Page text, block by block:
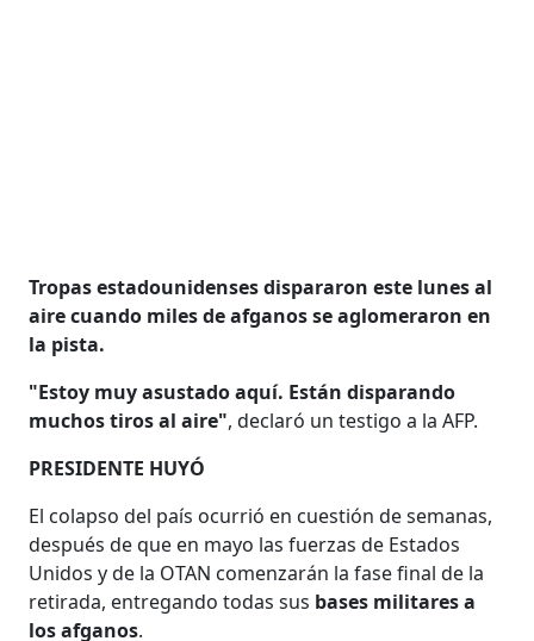
Tropas estadounidenses dispararon este lunes al
aire cuando miles de afganos se aglomeraron en
la pista.
"Estoy muy asustado aquí. Están disparando
muchos tiros al aire", declaró un testigo a la AFP.
PRESIDENTE HUYÓ
El colapso del país ocurrió en cuestión de semanas,
después de que en mayo las fuerzas de Estados
Unidos y de la OTAN comenzarán la fase final de la
retirada, entregando todas sus bases militares a
los afganos.